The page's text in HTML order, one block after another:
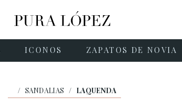
ICONOS ZAPATOS DE NOVIA
/ SANDALIAS / LAQUENDA